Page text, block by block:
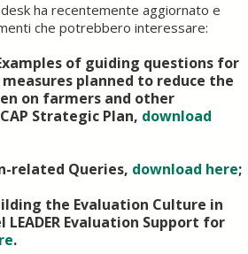
ha recentemente aggiornato e
che potrebbero interessare:
of guiding questions for
planned to reduce the
on farmers and other
Strategic Plan, download
related Queries, download here;
the Evaluation Culture in
LEADER Evaluation Support for
.